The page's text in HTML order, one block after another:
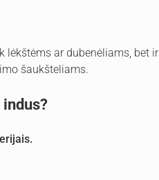
lėkštėms ar dubenėliams, bet ir
šaukšteliams.